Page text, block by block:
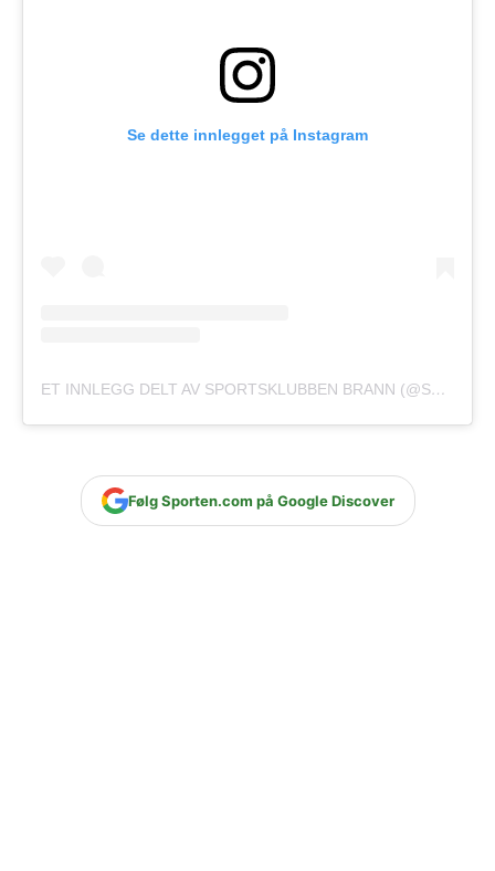
Se dette innlegget på Instagram
ET INNLEGG DELT AV SPORTSKLUBBEN BRANN (@SPORTSKLUBBENBRANN)
Følg Sporten.com på Google Discover